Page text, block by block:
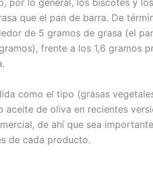
por lo general, los biscotes y
que el pan de barra. De
de 5 gramos de grasa (el
frente a los 1,6 gramos
como el tipo (grasas
de oliva en recientes
de ahí que sea
de cada producto.